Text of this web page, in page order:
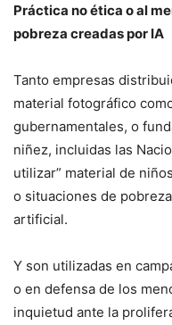
Práctica no ética o al
pobreza creadas por IA
Tanto empresas
material fotográfico
gubernamentales, o
niñez, incluidas las
utilizar” material de
o situaciones de
artificial.
Y son utilizadas en
o en defensa de los
inquietud ante la